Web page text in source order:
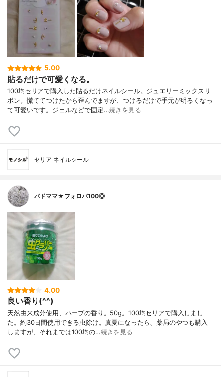
5.00
貼るだけで可愛くなる。
100均セリアで購入した貼るだけネイルシール。ジュエリーミックスリ
ボン。慌ててつけたから歪んでますが、つけるだけで手元が明るくなっ
て可愛いです。ジェルなどで固定…続きを見る
セリア ネイルシール
バドママ★フォロバ100◎
4.00
良い香り(^^)
天然由来成分使用、ハーブの香り。50g。100均セリアで購入しまし
た。約30日間使用できる虫除け。真夏になったら、薬局のやつも購入
しますが、それまでは100均の…続きを見る